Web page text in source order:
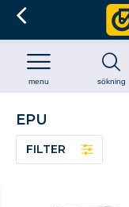
sökning
menu
EPU
FILTER